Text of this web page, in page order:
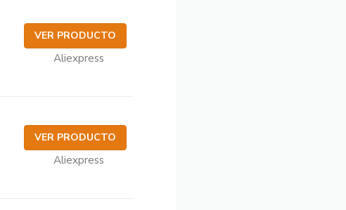
VER PRODUCTO
Aliexpress
VER PRODUCTO
Aliexpress